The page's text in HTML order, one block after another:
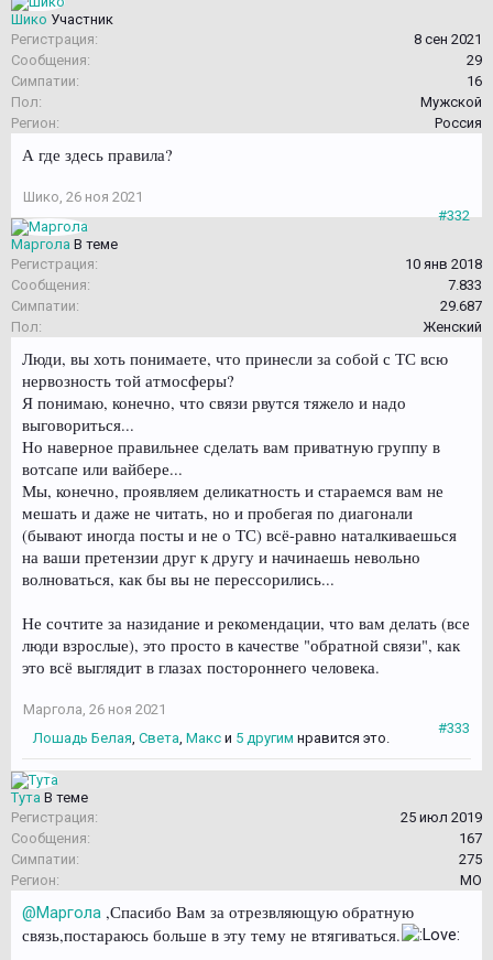
Шико Участник
Регистрация:
8 сен 2021
Сообщения:
29
Симпатии:
16
Пол:
Мужской
Регион:
Россия
А где здесь правила?
Шико 26 ноя 2021
#332
Маргола В теме
Регистрация:
10 янв 2018
Сообщения:
7.833
Симпатии:
29.687
Пол:
Женский
Люди, вы хоть понимаете, что принесли за собой с ТС всю
нервозность той атмосферы?
Я понимаю, конечно, что связи рвутся тяжело и надо
выговориться...
Но наверное правильнее сделать вам приватную группу в
вотсапе или вайбере...
Мы, конечно, проявляем деликатность и стараемся вам не
мешать и даже не читать, но и пробегая по диагонали
(бывают иногда посты и не о ТС) всё-равно наталкиваешься
на ваши претензии друг к другу и начинаешь невольно
волноваться, как бы вы не перессорились...
Не сочтите за назидание и рекомендации, что вам делать (все
люди взрослые), это просто в качестве "обратной связи", как
это всё выглядит в глазах постороннего человека.
Маргола 26 ноя 2021
#333
Лошадь Белая Света Макс и 5 другим нравится это.
Тута В теме
Регистрация:
25 июл 2019
Сообщения:
167
Симпатии:
275
Регион:
МО
@Маргола ,Спасибо Вам за отрезвляющую обратную
связь,постараюсь больше в эту тему не втягиваться.